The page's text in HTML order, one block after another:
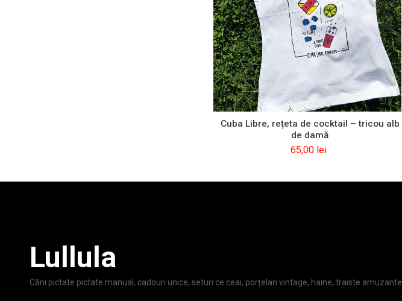
Cuba Libre, rețeta de cocktail – tricou alb
de damă
65,00 lei
Lullula
Căni pictate pictate manual, cadouri unice, seturi ce ceai, porțelan vintage, haine, traiste amuzante